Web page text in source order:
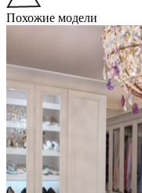
Похожие модели